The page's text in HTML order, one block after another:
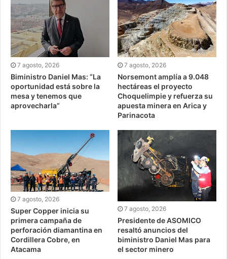
7 agosto, 2026
Biministro Daniel Mas: “La
oportunidad está sobre la
mesa y tenemos que
aprovecharla”
7 agosto, 2026
Norsemont amplía a 9.048
hectáreas el proyecto
Choquelimpie y refuerza su
apuesta minera en Arica y
Parinacota
7 agosto, 2026
Super Copper inicia su
primera campaña de
perforación diamantina en
Cordillera Cobre, en
Atacama
7 agosto, 2026
Presidente de ASOMICO
resaltó anuncios del
biministro Daniel Mas para
el sector minero